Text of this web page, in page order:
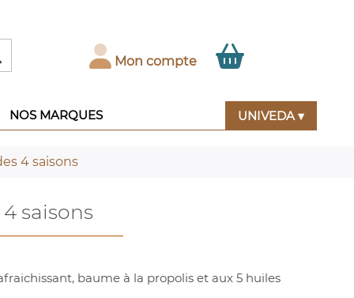
Mon compte
NOS MARQUES UNIVEDA ▾
4 saisons
saisons
baume à la propolis et aux 5 huiles